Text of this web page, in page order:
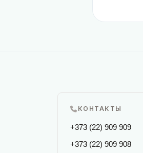
КОНТАКТЫ
+373 (22) 909 909
+373 (22) 909 908